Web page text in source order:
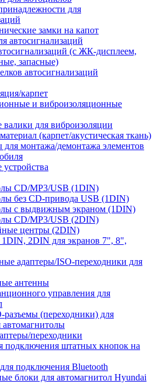
для
замки на капот
автосигнализаций
(с ЖК-дисплеем,
запасные)
автосигнализаций
карпет
и виброизоляционные
для виброизоляции
(карпет/акустическая ткань)
монтажа/демонтажа элементов
CD/MP3/USB (1DIN)
без CD-привода USB (1DIN)
с выдвижным экраном (1DIN)
CD/MP3/USB (2DIN)
центры (2DIN)
2DIN для экранов 7", 8",
адаптеры/ISO-переходники для
антенны
управления для
(переходники) для
переходники
подключения штатных кнопок на
подключения Bluetooth
блоки для автомагнитол Hyundai